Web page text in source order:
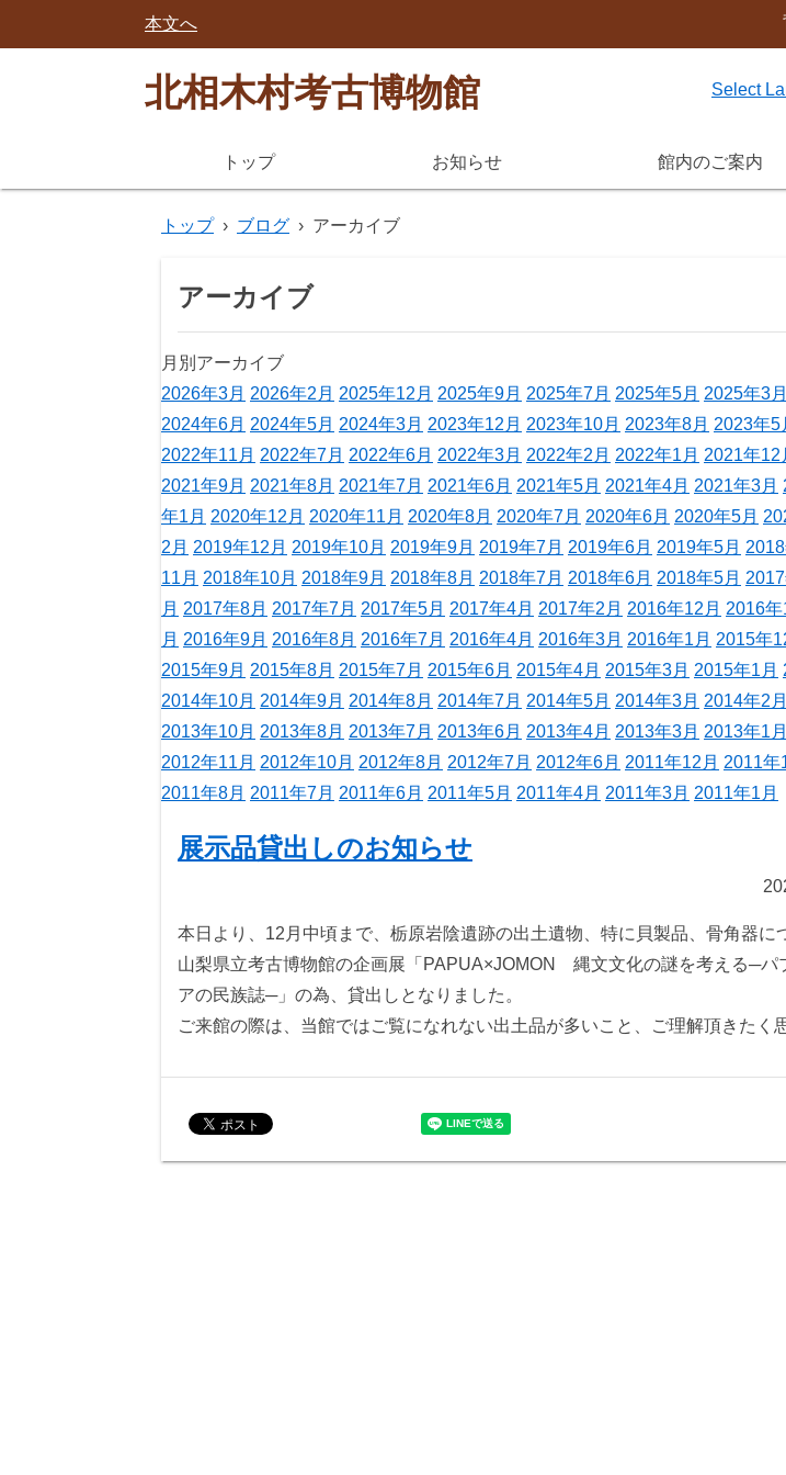
本文へ
北相木村考古博物館 Select
トップ お知らせ 館内のご案内
トップ › ブログ › アーカイブ
アーカイブ
月別アーカイブ
2026年3月 2026年2月 2025年12月 2025年9月 2025年7月 2025年5月 2025年3月
2024年6月 2024年5月 2024年3月 2023年12月 2023年10月 2023年8月 2023年5
2022年11月 2022年7月 2022年6月 2022年3月 2022年2月 2022年1月 2021年12
2021年9月 2021年8月 2021年7月 2021年6月 2021年5月 2021年4月 2021年3月
年1月 2020年12月 2020年11月 2020年8月 2020年7月 2020年6月 2020年5月
2月 2019年12月 2019年10月 2019年9月 2019年7月 2019年6月 2019年5月
11月 2018年10月 2018年9月 2018年8月 2018年7月 2018年6月 2018年5月
月 2017年8月 2017年7月 2017年5月 2017年4月 2017年2月 2016年12月 2016年
月 2016年9月 2016年8月 2016年7月 2016年4月 2016年3月 2016年1月 2015年
2015年9月 2015年8月 2015年7月 2015年6月 2015年4月 2015年3月 2015年1月
2014年10月 2014年9月 2014年8月 2014年7月 2014年5月 2014年3月 2014年2月
2013年10月 2013年8月 2013年7月 2013年6月 2013年4月 2013年3月 2013年1月
2012年11月 2012年10月 2012年8月 2012年7月 2012年6月 2011年12月 2011年
2011年8月 2011年7月 2011年6月 2011年5月 2011年4月 2011年3月 2011年1月
展示品貸出しのお知らせ
本日より、12月中頃まで、栃原岩陰遺跡の出土遺物、特に貝製品、骨角器に
山梨県立考古博物館の企画展「PAPUA×JOMON 縄文文化の謎を考える─パ
アの民族誌─」の為、貸出しとなりました。
ご来館の際は、当館ではご覧になれない出土品が多いこと、ご理解頂きたく